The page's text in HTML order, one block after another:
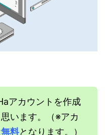
アカウントを作成
います。（※アカ
無料となります。）